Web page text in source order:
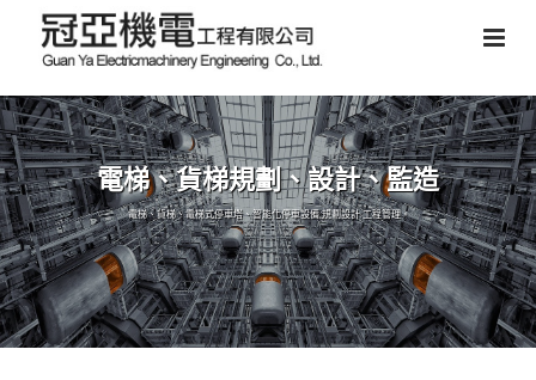
電梯、貨梯規劃、設計、監造
電梯、貨梯、電梯式停車塔、智能化停車設備,規劃設計,工程管理。